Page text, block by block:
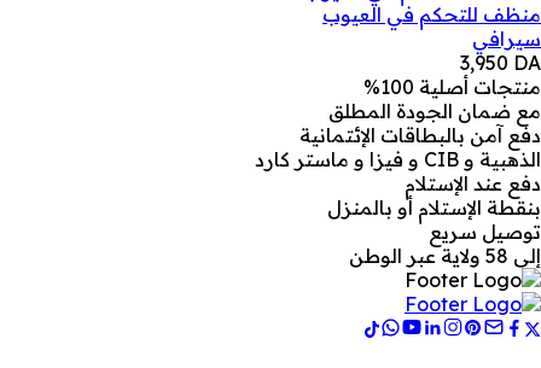
منظف للتحكم في العيوب
سيرافي
3,950 DA
منتجات أصلية 100%
مع ضمان الجودة المطلق
دفع آمن بالبطاقات الإئتمانية
الذهبية و CIB و فيزا و ماستر كارد
دفع عند الإستلام
بنقطة الإستلام أو بالمنزل
توصيل سريع
إلى 58 ولاية عبر الوطن